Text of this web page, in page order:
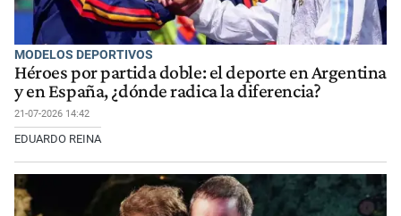
MODELOS DEPORTIVOS
Héroes por partida doble: el deporte en Argentina
y en España, ¿dónde radica la diferencia?
21-07-2026 14:42
EDUARDO REINA